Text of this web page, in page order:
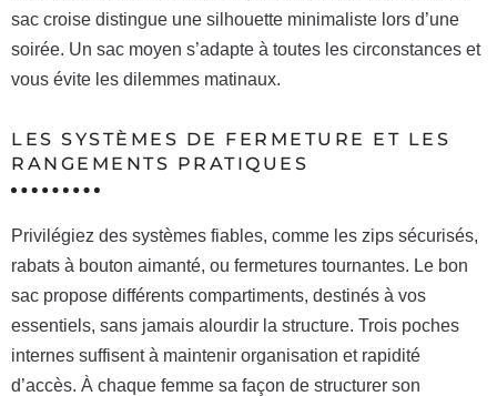
sac croise distingue une silhouette minimaliste lors d’une
soirée. Un sac moyen s’adapte à toutes les circonstances et
vous évite les dilemmes matinaux.
LES SYSTÈMES DE FERMETURE ET LES
RANGEMENTS PRATIQUES
Privilégiez des systèmes fiables, comme les zips sécurisés,
rabats à bouton aimanté, ou fermetures tournantes. Le bon
sac propose différents compartiments, destinés à vos
essentiels, sans jamais alourdir la structure. Trois poches
internes suffisent à maintenir organisation et rapidité
d’accès. À chaque femme sa façon de structurer son